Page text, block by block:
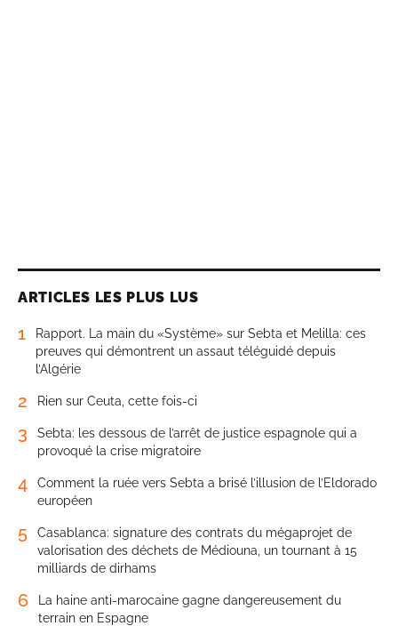
ARTICLES LES PLUS LUS
1
Rapport. La main du «Système» sur Sebta et Melilla: ces
preuves qui démontrent un assaut téléguidé depuis
l’Algérie
2 Rien sur Ceuta, cette fois-ci
3
Sebta: les dessous de l’arrêt de justice espagnole qui a
provoqué la crise migratoire
4
Comment la ruée vers Sebta a brisé l’illusion de l’Eldorado
européen
5
Casablanca: signature des contrats du mégaprojet de
valorisation des déchets de Médiouna, un tournant à 15
milliards de dirhams
6
La haine anti-marocaine gagne dangereusement du
terrain en Espagne